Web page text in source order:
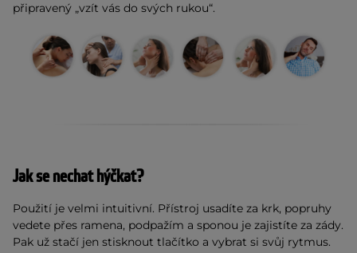
připravený „vzít vás do svých rukou“.
Jak se nechat hýčkat?
Použití je velmi intuitivní. Přístroj usadíte za krk, popruhy
vedete přes ramena, podpažím a sponou je zajistíte za zády.
Pak už stačí jen stisknout tlačítko a vybrat si svůj rytmus.